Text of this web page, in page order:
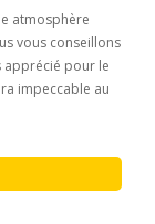
atmosphère
vous conseillons
apprécié pour le
impeccable au